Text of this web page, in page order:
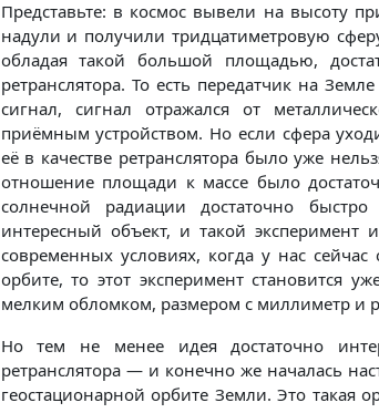
Представьте: в космос вывели на высоту
надули и получили тридцатиметровую
обладая такой большой площадью,
ретранслятора. То есть передатчик на
сигнал, сигнал отражался от
приёмным устройством. Но если сфера
её в качестве ретранслятора было уже
отношение площади к массе было
солнечной радиации достаточно
интересный объект, и такой
современных условиях, когда у нас сейчас
орбите, то этот эксперимент становится
мелким обломком, размером с миллиметр и
Но тем не менее идея достаточно
ретранслятора — и конечно же началась
геостационарной орбите Земли. Это такая